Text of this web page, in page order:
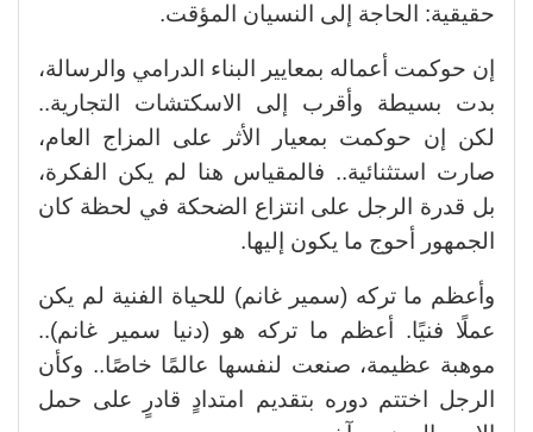
حقيقية: الحاجة إلى النسيان المؤقت.
إن حوكمت أعماله بمعايير البناء الدرامي والرسالة،
بدت بسيطة وأقرب إلى الاسكتشات التجارية..
لكن إن حوكمت بمعيار الأثر على المزاج العام،
صارت استثنائية.. فالمقياس هنا لم يكن الفكرة،
بل قدرة الرجل على انتزاع الضحكة في لحظة كان
الجمهور أحوج ما يكون إليها.
وأعظم ما تركه (سمير غانم) للحياة الفنية لم يكن
عملًا فنيًا. أعظم ما تركه هو (دنيا سمير غانم)..
موهبة عظيمة، صنعت لنفسها عالمًا خاصًا.. وكأن
الرجل اختتم دوره بتقديم امتدادٍ قادرٍ على حمل